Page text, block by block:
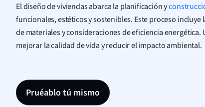
El diseño de viviendas abarca la planificación y
funcionales, estéticos y sostenibles. Este proceso
de materiales y consideraciones de eficiencia
mejorar la calidad de vida y reducir el impacto ambiental.
Pruéablo tú mismo